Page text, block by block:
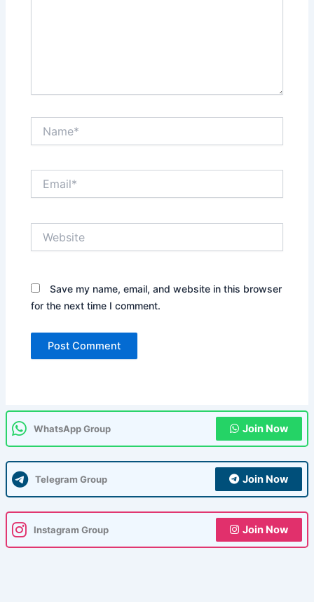
Save my name, email, and website in this browser
for the next time I comment.
WhatsApp Group Join Now
Telegram Group Join Now
Instagram Group Join Now